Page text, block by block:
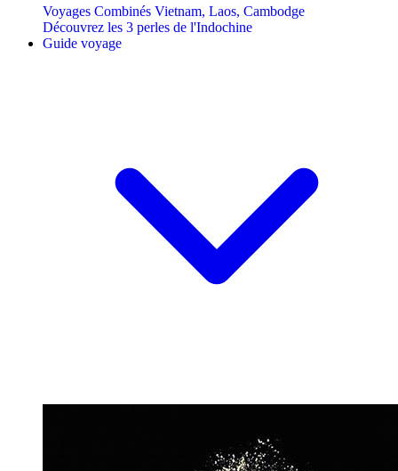
Voyages Combinés Vietnam, Laos, Cambodge
Découvrez les 3 perles de l'Indochine
Guide voyage